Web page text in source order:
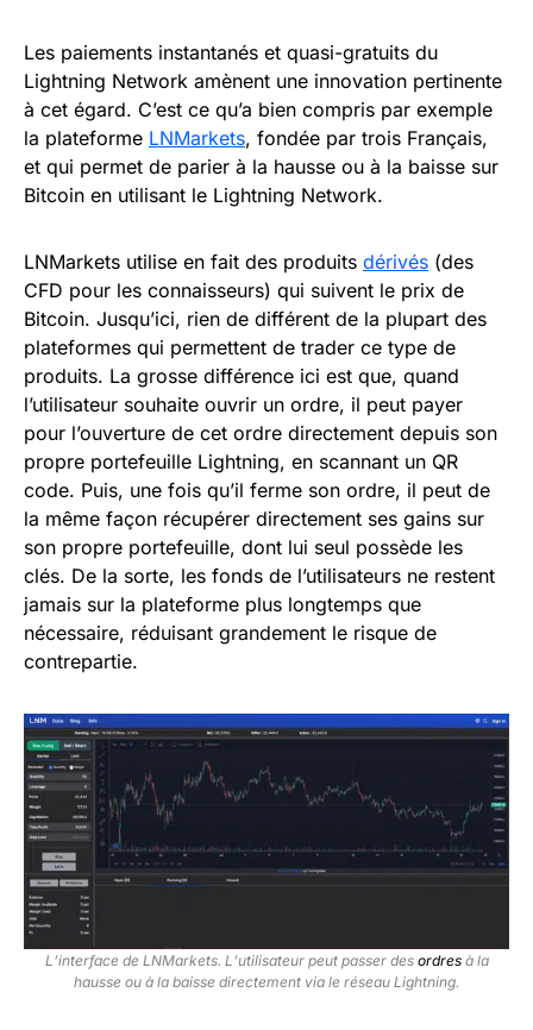
Les paiements instantanés et quasi-gratuits du
Lightning Network amènent une innovation pertinente
à cet égard. C’est ce qu’a bien compris par exemple
la plateforme LNMarkets, fondée par trois Français,
et qui permet de parier à la hausse ou à la baisse sur
Bitcoin en utilisant le Lightning Network.
LNMarkets utilise en fait des produits dérivés (des
CFD pour les connaisseurs) qui suivent le prix de
Bitcoin. Jusqu’ici, rien de différent de la plupart des
plateformes qui permettent de trader ce type de
produits. La grosse différence ici est que, quand
l’utilisateur souhaite ouvrir un ordre, il peut payer
pour l’ouverture de cet ordre directement depuis son
propre portefeuille Lightning, en scannant un QR
code. Puis, une fois qu’il ferme son ordre, il peut de
la même façon récupérer directement ses gains sur
son propre portefeuille, dont lui seul possède les
clés. De la sorte, les fonds de l’utilisateurs ne restent
jamais sur la plateforme plus longtemps que
nécessaire, réduisant grandement le risque de
contrepartie.
L’interface de LNMarkets. L’utilisateur peut passer des ordresà la
hausse ou à la baisse directement via le réseau Lightning.